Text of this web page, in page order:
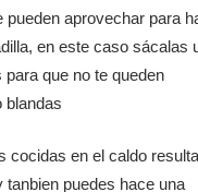
pueden aprovechar para
en este caso sácalas
para que no te queden
blandas
cocidas en el caldo
tanbien puedes hace una